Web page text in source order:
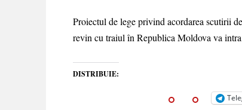
Proiectul de lege privind acordarea scutirii
revin cu traiul în Republica Moldova va
DISTRIBUIE: